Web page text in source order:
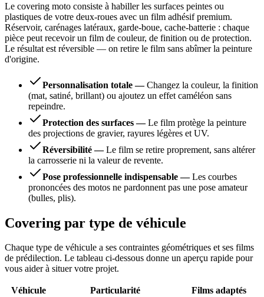
Le covering moto consiste à habiller les surfaces peintes ou
plastiques de votre deux-roues avec un film adhésif premium.
Réservoir, carénages latéraux, garde-boue, cache-batterie : chaque
pièce peut recevoir un film de couleur, de finition ou de protection.
Le résultat est réversible — on retire le film sans abîmer la peinture
d'origine.
Personnalisation totale— Changez la couleur, la finition
(mat, satiné, brillant) ou ajoutez un effet caméléon sans
repeindre.
Protection des surfaces— Le film protège la peinture
des projections de gravier, rayures légères et UV.
Réversibilité— Le film se retire proprement, sans altérer
la carrosserie ni la valeur de revente.
Pose professionnelle indispensable— Les courbes
prononcées des motos ne pardonnent pas une pose amateur
(bulles, plis).
Covering par type de véhicule
Chaque type de véhicule a ses contraintes géométriques et ses films
de prédilection. Le tableau ci-dessous donne un aperçu rapide pour
vous aider à situer votre projet.
Véhicule Particularité
Films adaptés